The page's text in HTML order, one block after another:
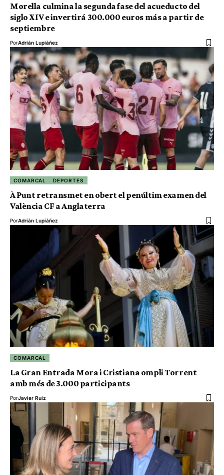
Morella culmina la segunda fase del acueducto del
siglo XIV e invertirá 300.000 euros más a partir de
septiembre
PorAdrián Lupiáñez
COMARCAL DEPORTES
À Punt retransmet en obert el penúltim examen del
València CF a Anglaterra
PorAdrián Lupiáñez
COMARCAL
La Gran Entrada Mora i Cristiana ompli Torrent
amb més de 3.000 participants
PorJavier Ruiz